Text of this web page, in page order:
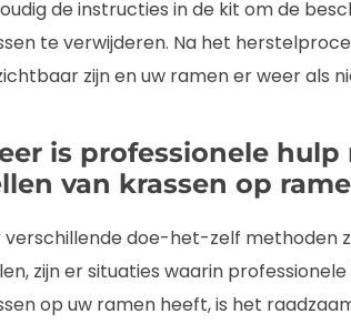
de instructies in de kit om de
te verwijderen. Na het
zijn en uw ramen er weer als
is professionele
van krassen op
verschillende doe-het-zelf methoden
zijn er situaties waarin
op uw ramen heeft, is het